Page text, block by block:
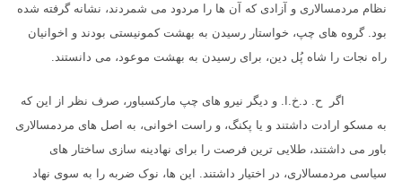
نظام مردمسالاری و آزادی که آن ها را مردود می شمردند، نشانه گرفته شده
بود. گروه های چپ، خواستار رسیدن به بهشت کمونیستی بودند و اخوانیان
راه نجات را شاه پُل دین، برای رسیدن به بهشت موعود، می دانستند.
اگر ح. د.خ.ا. و دیگر نیرو های چپ مارکسباور، صرف نظر از این که
به مسکو ارادت داشتند و یا پکنگ، و راست اخوانی، به اصل های مردمسالاری
باور می داشتند، طلایی ترین فرصت را برای نهادینه سازی ساختار های
سیاسی مردمسالاری، در اختیار داشتند. این ها، نوک ضربه را به سوی نهاد